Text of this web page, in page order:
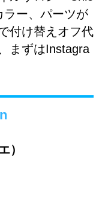
ラー、パーツが
付け替えオフ代
まずはInstagra
）